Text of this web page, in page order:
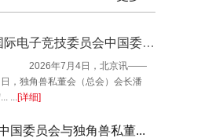
国际电子竞技委员会中国委员会与独角兽私董会达成战略合作｜独角兽私董会（国际会客厅）在京揭牌
2026年7月4日，北京讯——
，独角兽私董会（总会）会长潘
...[详细]
国委员会与独角兽私董...